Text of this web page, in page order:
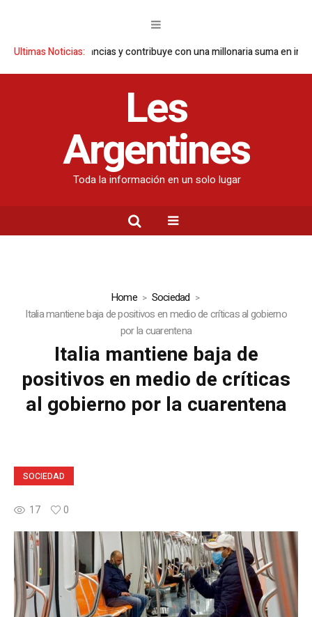
Ultimas Noticias:
reporta ganancias y contribuye con una millonaria suma en impuestos
Les
Argentines
Toda la información en un solo lugar
Home
Sociedad
Italia mantiene baja de positivos en medio de críticas al gobierno
por la cuarentena
Italia mantiene baja de
positivos en medio de críticas
al gobierno por la cuarentena
SOCIEDAD
17 0